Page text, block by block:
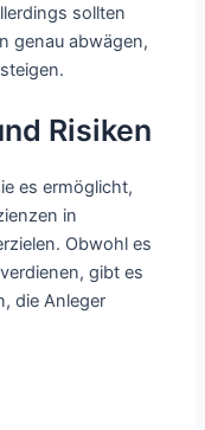
sollten
genau abwägen,
Risiken
es ermöglicht,
in
Obwohl es
gibt es
die Anleger